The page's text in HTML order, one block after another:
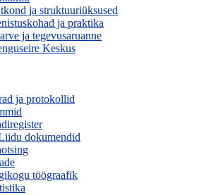
ja struktuuriüksused
ja praktika
ja tegevusaruanne
Keskus
ja protokollid
dokumendid
töögraafik